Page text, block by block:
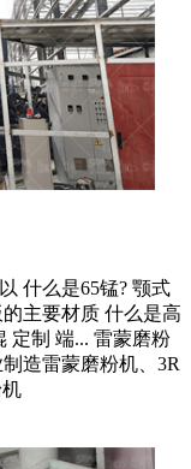
什么是65锰? 颚式
主要材质 什么是高
定制 端... 雷蒙磨粉
造雷蒙磨粉机、3R